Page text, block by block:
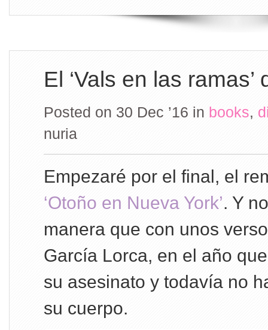
El ‘Vals en las ramas’
Posted on 30 Dec ’16 in books,
nuria
Empezaré por el final, el
‘Otoño en Nueva York’. Y
manera que con unos
García Lorca, en el año
su asesinato y todavía no
su cuerpo.